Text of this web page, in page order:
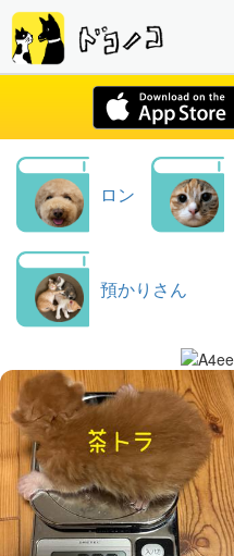
ロン
預かりさん